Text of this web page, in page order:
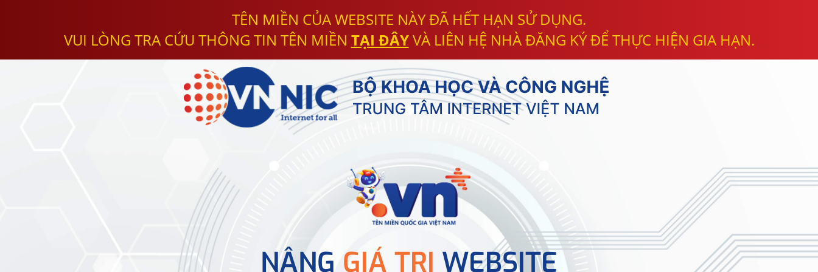
TÊN MIỀN CỦA WEBSITE NÀY ĐÃ HẾT HẠN SỬ DỤNG.
VUI LÒNG TRA CỨU THÔNG TIN TÊN MIỀN TẠI ĐÂYVÀ LIÊN HỆ NHÀ ĐĂNG KÝ ĐỂ THỰC HIỆN GIA HẠN.
NÂNG GIÁ TRỊ WEBSITE